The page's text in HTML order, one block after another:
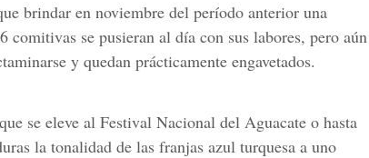
brindar en noviembre del período anterior una
comitivas se pusieran al día con sus labores, pero aún
y quedan prácticamente engavetados.
se eleve al Festival Nacional del Aguacate o hasta
la tonalidad de las franjas azul turquesa a uno